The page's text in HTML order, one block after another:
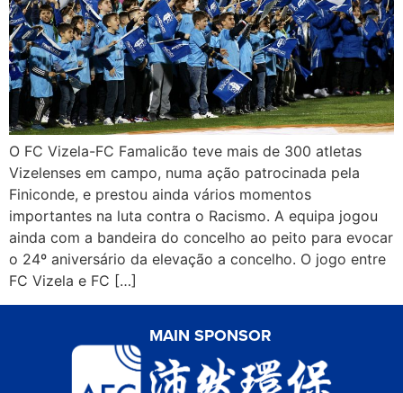
O FC Vizela-FC Famalicão teve mais de 300 atletas
Vizelenses em campo, numa ação patrocinada pela
Finiconde, e prestou ainda vários momentos
importantes na luta contra o Racismo. A equipa jogou
ainda com a bandeira do concelho ao peito para evocar
o 24º aniversário da elevação a concelho. O jogo entre
FC Vizela e FC […]
MAIN SPONSOR